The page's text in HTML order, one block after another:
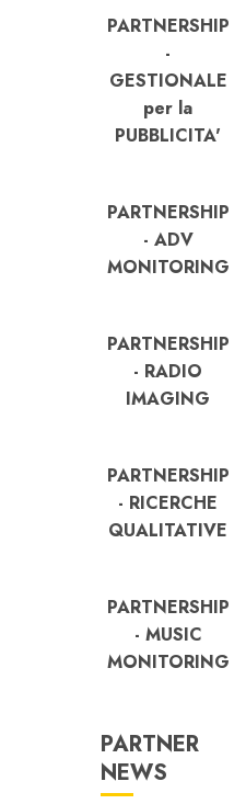
PARTNERSHIP
-
GESTIONALE
per la
PUBBLICITA'
PARTNERSHIP
- ADV
MONITORING
PARTNERSHIP
- RADIO
IMAGING
PARTNERSHIP
- RICERCHE
QUALITATIVE
PARTNERSHIP
- MUSIC
MONITORING
PARTNER
NEWS
FREE